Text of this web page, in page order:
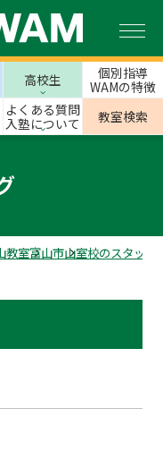
高校生
個別指導
WAMの特徴
よくある質問
入塾について
教室検索
教室富山市山室校のスタッフ